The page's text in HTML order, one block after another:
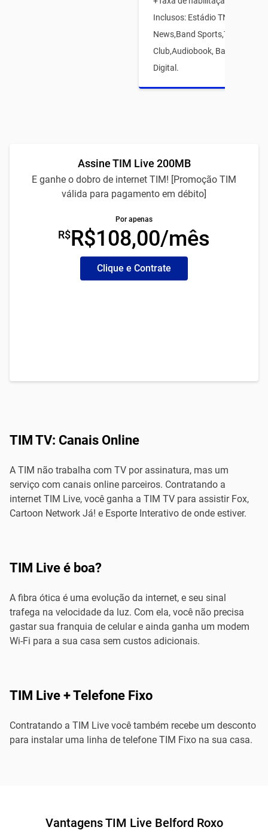
Inclusos: Estádio TNT
News,Band Sports,TIM Games
Club,Audiobook, Babbel eTIM
Digital.
Assine TIM Live 200MB
E ganhe o dobro de internet TIM! [Promoção TIM
válida para pagamento em débito]
Por apenas
R$R$108,00/mês
Clique e Contrate
TIM TV: Canais Online
A TIM não trabalha com TV por assinatura, mas um
serviço com canais online parceiros. Contratando a
internet TIM Live, você ganha a TIM TV para assistir Fox,
Cartoon Network Já! e Esporte Interativo de onde estiver.
TIM Live é boa?
A fibra ótica é uma evolução da internet, e seu sinal
trafega na velocidade da luz. Com ela, você não precisa
gastar sua franquia de celular e ainda ganha um modem
Wi-Fi para a sua casa sem custos adicionais.
TIM Live + Telefone Fixo
Contratando a TIM Live você também recebe um desconto
para instalar uma linha de telefone TIM Fixo na sua casa.
Vantagens TIM Live Belford Roxo